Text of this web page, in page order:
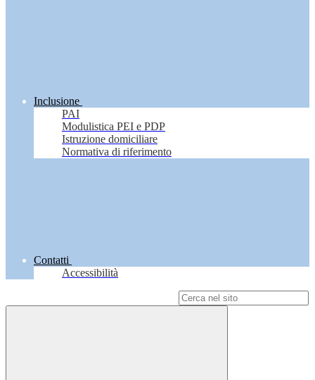
Inclusione
PAI
Modulistica PEI e PDP
Istruzione domiciliare
Normativa di riferimento
Contatti
Accessibilità